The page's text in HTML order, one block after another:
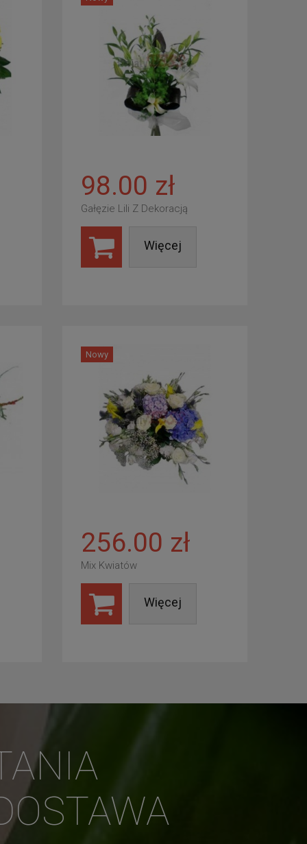
98.00 zł
Gałęzie Lili Z Dekoracją
Więcej
Nowy
256.00 zł
Mix Kwiatów
Więcej